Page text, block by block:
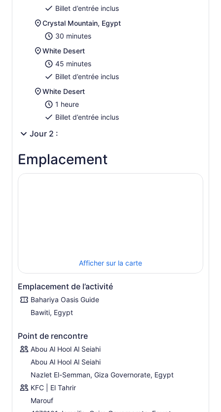
Billet d’entrée inclus
Crystal Mountain, Egypt
30 minutes
White Desert
45 minutes
Billet d’entrée inclus
White Desert
1 heure
Billet d’entrée inclus
Jour 2 :
Emplacement
Afficher sur la carte
Emplacement de l’activité
Bahariya Oasis Guide
Bawiti, Egypt
Point de rencontre
Abou Al Hool Al Seiahi
Abou Al Hool Al Seiahi
Nazlet El-Semman, Giza Governorate, Egypt
KFC | El Tahrir
Marouf